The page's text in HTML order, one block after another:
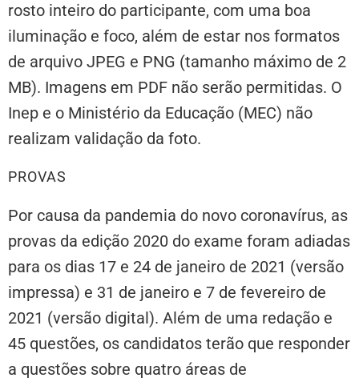
rosto inteiro do participante, com uma boa
iluminação e foco, além de estar nos formatos
de arquivo JPEG e PNG (tamanho máximo de 2
MB). Imagens em PDF não serão permitidas. O
Inep e o Ministério da Educação (MEC) não
realizam validação da foto.
PROVAS
Por causa da pandemia do novo coronavírus, as
provas da edição 2020 do exame foram adiadas
para os dias 17 e 24 de janeiro de 2021 (versão
impressa) e 31 de janeiro e 7 de fevereiro de
2021 (versão digital). Além de uma redação e
45 questões, os candidatos terão que responder
a questões sobre quatro áreas de